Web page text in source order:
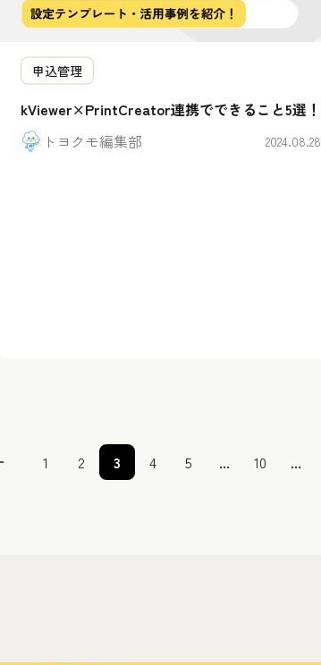
申込管理
kViewer×PrintCreator連携でできること5選！
トヨクモ編集部
2024.08.28
1 2 3 4 5 ... 10 ...